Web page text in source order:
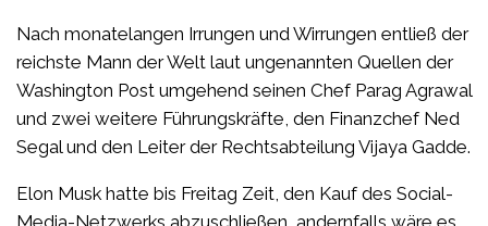
Nach monatelangen Irrungen und Wirrungen entließ der
reichste Mann der Welt laut ungenannten Quellen der
Washington Post umgehend seinen Chef Parag Agrawal
und zwei weitere Führungskräfte, den Finanzchef Ned
Segal und den Leiter der Rechtsabteilung Vijaya Gadde.
Elon Musk hatte bis Freitag Zeit, den Kauf des Social-
Media-Netzwerks abzuschließen, andernfalls wäre es